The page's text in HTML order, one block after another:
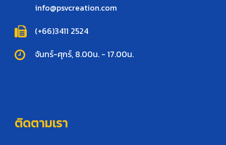
info@psvcreation.com
(+66)3411 2524
จันทร์-ศุกร์, 8.00น. - 17.00น.
ติดตามเรา